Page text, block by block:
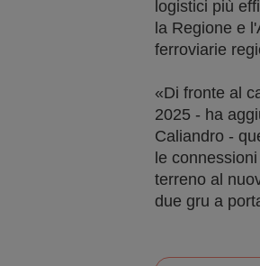
logistici più
la Regione e
ferroviarie
«Di fronte al
2025 - ha
Caliandro -
le
terreno al
due gru a